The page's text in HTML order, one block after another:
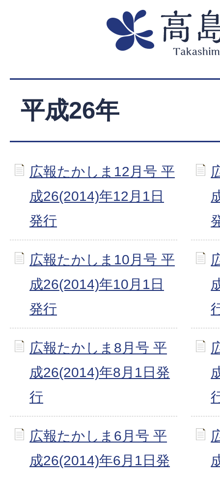
平成26年
広報たかしま12月号 平
成26(2014)年12月1日
発行
広報たかしま10月号 平
成26(2014)年10月1日
発行
広報たかしま8月号 平
成26(2014)年8月1日発
行
広報たかしま6月号 平
成26(2014)年6月1日発